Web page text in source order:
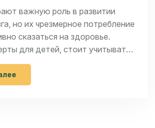
важную роль в развитии
но их чрезмерное потребление
сказаться на здоровье.
для детей, стоит учитывать
сахара, так и питательную
В статье
способы снижения вредного